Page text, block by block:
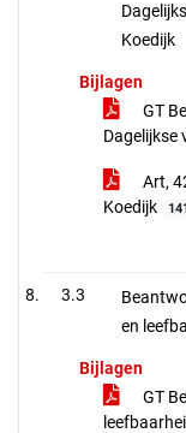
Koedijk
Bijlagen
GT
Dagelijkse
Art,
Koedijk
3.3
en
Bijlagen
GT